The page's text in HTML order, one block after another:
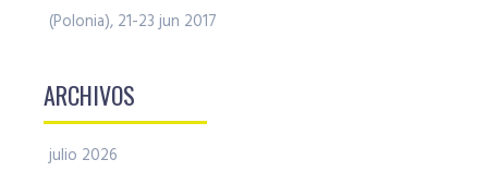
(Polonia), 21-23 jun 2017
ARCHIVOS
julio 2026